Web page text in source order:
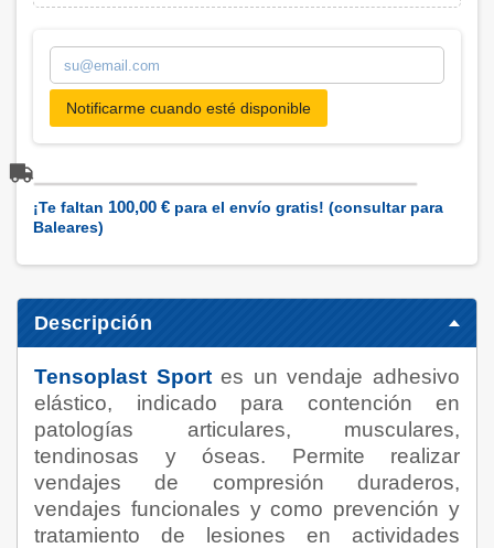
Notificarme cuando esté disponible
¡Te faltan 100,00 € para el envío gratis! (consultar para
Baleares)
Descripción
Tensoplast Sportes un vendaje adhesivo
elástico, indicado para contención en
patologías articulares, musculares,
tendinosas y óseas. Permite realizar
vendajes de compresión duraderos,
vendajes funcionales y como prevención y
tratamiento de lesiones en actividades